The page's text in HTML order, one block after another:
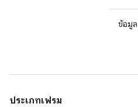
ข้อมูล
ประเภทเฟรม